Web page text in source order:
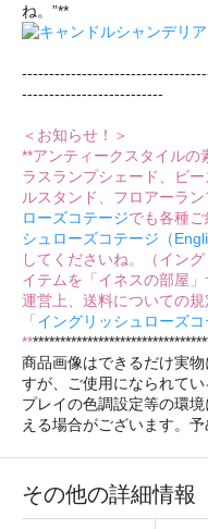
ね。”**
--------------------------
＜お知らせ！＞
**アンティークスタイルの
ラスランプシェード、ビ
ルスタンド、フロアーラ
ローズコテージでも各種
シュローズコテージ（
してくださいね。（イン
イテムを「イネスの部屋
運営上、送料についての
「 イングリッシュローズコ
**
商品画像はできるだけ実
すが、ご使用になられて
プレイの色調設定等の環
える場合がございます。予
その他の詳細情報